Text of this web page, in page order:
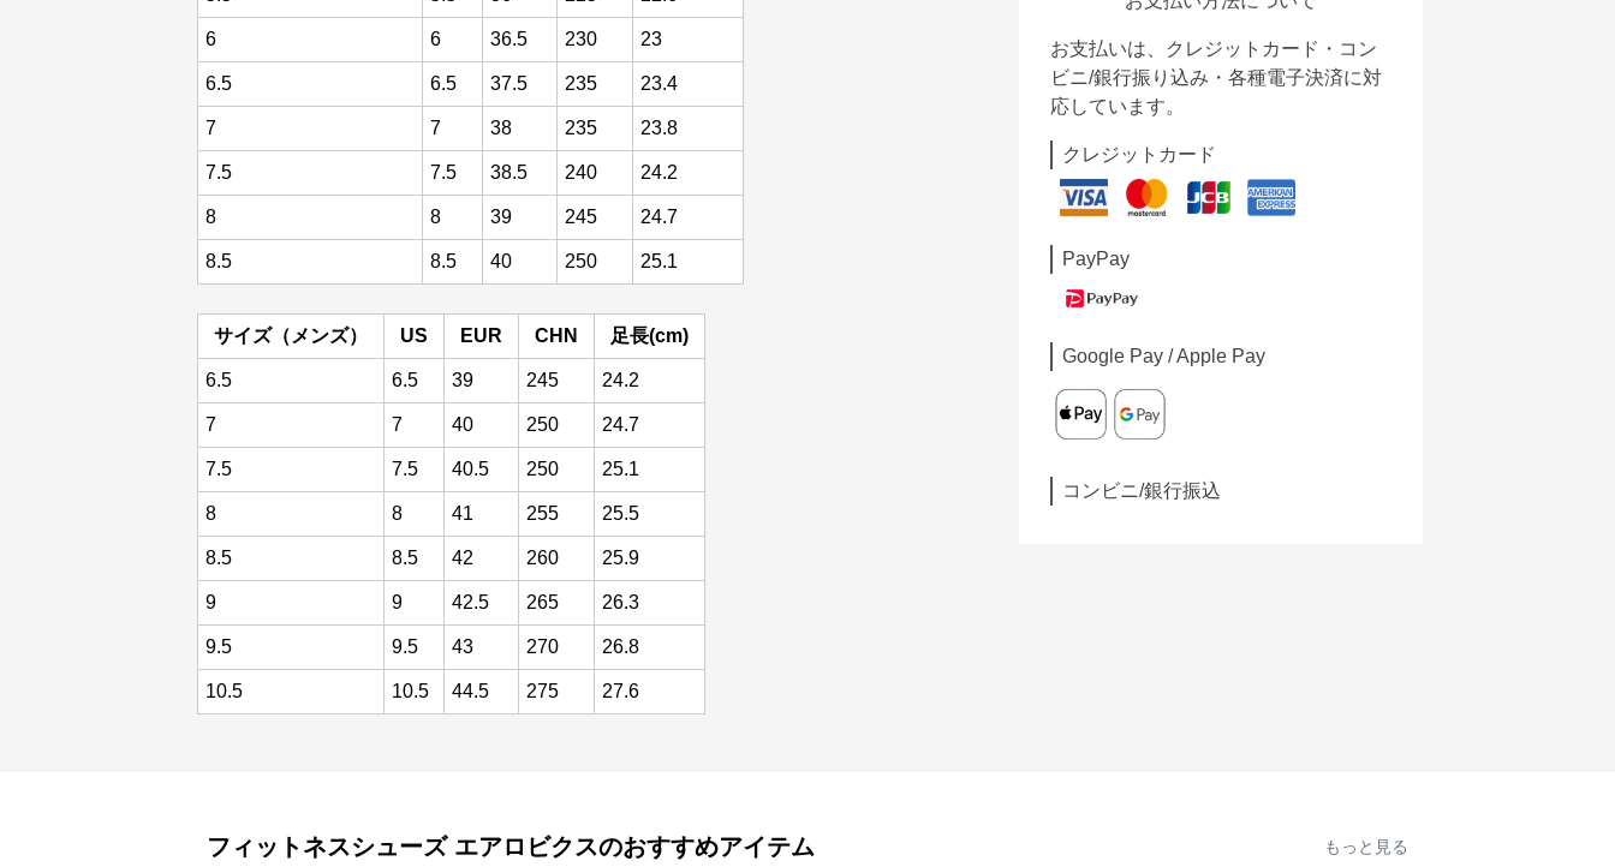
6 6 36.5 230 23
6.5 6.5 37.5 235 23.4
7 7 38 235 23.8
7.5 7.5 38.5 240 24.2
8 8 39 245 24.7
8.5 8.5 40 250 25.1
サイズ（メンズ） US EUR CHN 足長(cm)
6.5 6.5 39 245 24.2
7 7 40 250 24.7
7.5 7.5 40.5 250 25.1
8 8 41 255 25.5
8.5 8.5 42 260 25.9
9 9 42.5 265 26.3
9.5 9.5 43 270 26.8
10.5 10.5 44.5 275 27.6
お支払いは、クレジットカード・コン
ビニ/銀行振り込み・各種電子決済に対
応しています。
クレジットカード
PayPay
Google Pay / Apple Pay
コンビニ/銀行振込
フィットネスシューズ エアロビクスのおすすめアイテム もっと見る